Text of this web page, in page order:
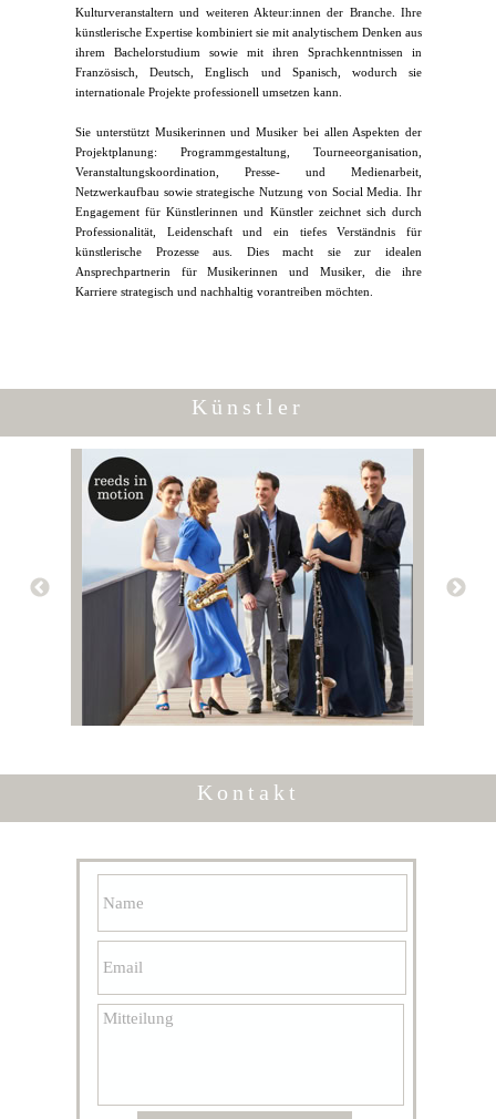
Kulturveranstaltern und weiteren Akteur:innen der Branche. Ihre
künstlerische Expertise kombiniert sie mit analytischem Denken aus
ihrem Bachelorstudium sowie mit ihren Sprachkenntnissen in
Französisch, Deutsch, Englisch und Spanisch, wodurch sie
internationale Projekte professionell umsetzen kann.
Sie unterstützt Musikerinnen und Musiker bei allen Aspekten der
Projektplanung: Programmgestaltung, Tourneeorganisation,
Veranstaltungskoordination, Presse- und Medienarbeit,
Netzwerkaufbau sowie strategische Nutzung von Social Media. Ihr
Engagement für Künstlerinnen und Künstler zeichnet sich durch
Professionalität, Leidenschaft und ein tiefes Verständnis für
künstlerische Prozesse aus. Dies macht sie zur idealen
Ansprechpartnerin für Musikerinnen und Musiker, die ihre
Karriere strategisch und nachhaltig vorantreiben möchten.
Künstler
Kontakt